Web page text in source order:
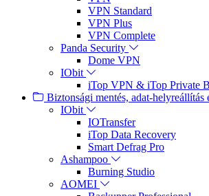
VPN Standard
VPN Plus
VPN Complete
Panda Security
Dome VPN
IObit
iTop VPN & iTop Private
Biztonsági mentés, adat-helyreállítás
IObit
IOTransfer
iTop Data Recovery
Smart Defrag Pro
Ashampoo
Burning Studio
AOMEI